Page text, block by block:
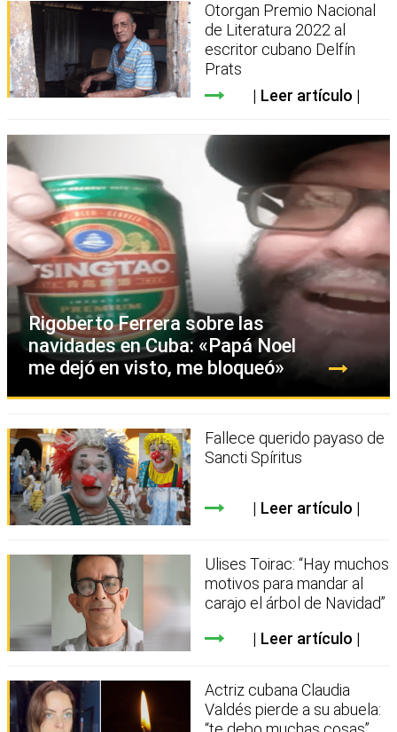
Otorgan Premio Nacional
de Literatura 2022 al
escritor cubano Delfín
Prats
Leer artículo
Rigoberto Ferrera sobre las
navidades en Cuba: «Papá Noel
me dejó en visto, me bloqueó»
Fallece querido payaso de
Sancti Spíritus
Leer artículo
Ulises Toirac: “Hay muchos
motivos para mandar al
carajo el árbol de Navidad”
Leer artículo
Actriz cubana Claudia
Valdés pierde a su abuela: